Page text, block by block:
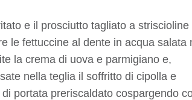
e il prosciutto tagliato a striscioline
le fettuccine al dente in acqua salata
la crema di uova e parmigiano e,
nella teglia il soffritto di cipolla e
portata preriscaldato cospargendo